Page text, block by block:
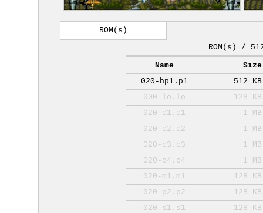
ROM(s)
ROM(s) /
Name
Size
020-hp1.p1
512 KB
000-lo.lo
128 KB
020-c1.c1
1 MB
020-c2.c2
1 MB
020-c3.c3
1 MB
020-c4.c4
1 MB
020-m1.m1
128 KB
020-p2.p2
128 KB
020-s1.s1
128 KB